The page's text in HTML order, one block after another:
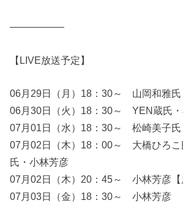
—————–
【LIVE放送予定】
06月29日（月）18：30～ 山岡和雅氏
06月30日（火）18：30～ YEN蔵氏
07月01日（水）18：30～ 松崎美子氏
07月02日（木）18：00～ 大橋ひろこ
氏・小林芳彦
07月02日（木）20：45～ 小林芳彦【
07月03日（金）18：30～ 小林芳彦